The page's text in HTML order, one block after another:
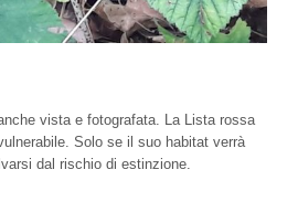
vista e fotografata. La Lista rossa
Solo se il suo habitat verrà
dal rischio di estinzione.